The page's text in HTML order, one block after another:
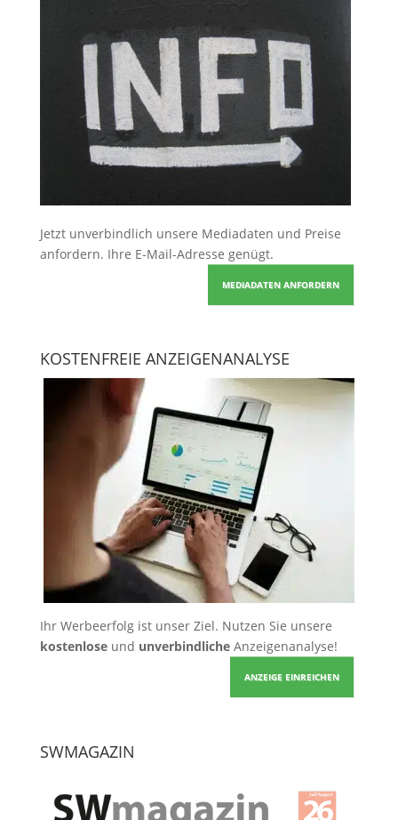
Jetzt unverbindlich unsere Mediadaten und Preise
anfordern. Ihre E-Mail-Adresse genügt.
MEDIADATEN ANFORDERN
KOSTENFREIE ANZEIGENANALYSE
Ihr Werbeerfolg ist unser Ziel. Nutzen Sie unsere
kostenloseund unverbindlicheAnzeigenanalyse!
ANZEIGE EINREICHEN
SWMAGAZIN